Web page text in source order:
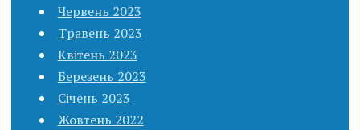
Червень 2023
Травень 2023
Квітень 2023
Березень 2023
Січень 2023
Жовтень 2022